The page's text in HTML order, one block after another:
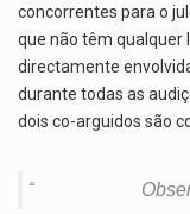
concorrentes para o
que não têm qualquer
directamente
durante todas as
dois co-arguidos são